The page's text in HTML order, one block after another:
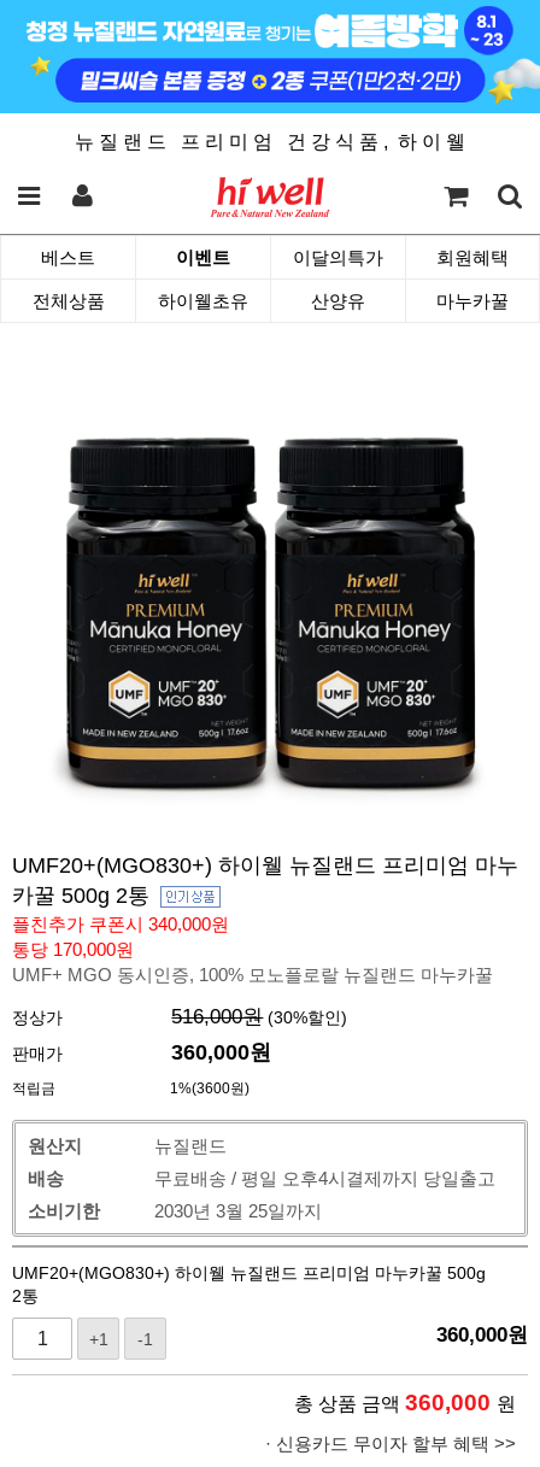
뉴 질 랜 드 프 리 미 엄 건 강 식 품 , 하 이 웰
베스트 이벤트 이달의특가 회원혜택
전체상품 하이웰초유 산양유 마누카꿀
UMF20+(MGO830+) 하이웰 뉴질랜드 프리미엄 마누
카꿀 500g 2통
플친추가 쿠폰시 340,000원
통당 170,000원
UMF+ MGO 동시인증, 100% 모노플로랄 뉴질랜드 마누카꿀
정상가 516,000원 (30%할인)
판매가
360,000원
적립금 1%(3600원)
원산지
뉴질랜드
배송
무료배송 / 평일 오후4시결제까지 당일출고
소비기한
2030년 3월 25일까지
UMF20+(MGO830+) 하이웰 뉴질랜드 프리미엄 마누카꿀 500g
2통
+1 -1 360,000원
총 상품 금액 360,000 원
· 신용카드 무이자 할부 혜택 >>